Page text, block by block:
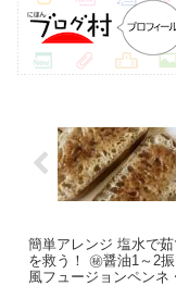
簡単アレンジ 塩水で
を救う！ ㊙醤油1～2
風フュージョンペンネ